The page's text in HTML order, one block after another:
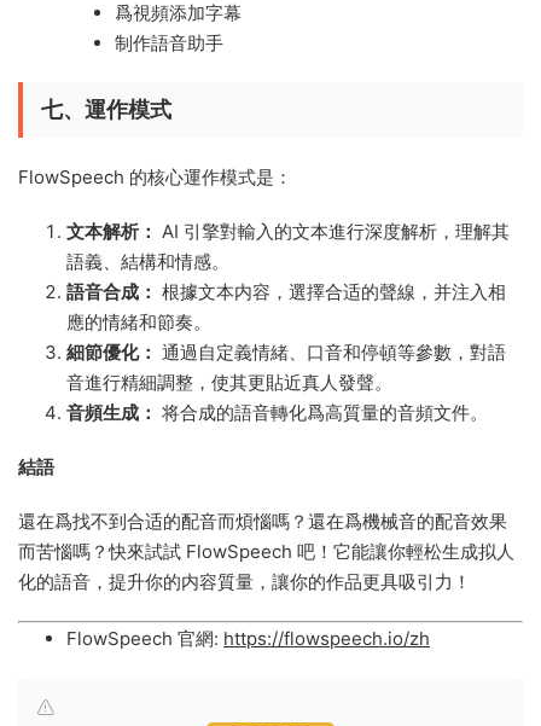
爲視頻添加字幕
制作語音助手
七、運作模式
FlowSpeech 的核心運作模式是：
文本解析： AI 引擎對輸入的文本進行深度解析，理解其
語義、結構和情感。
語音合成： 根據文本内容，選擇合适的聲線，并注入相
應的情緒和節奏。
細節優化： 通過自定義情緒、口音和停頓等參數，對語
音進行精細調整，使其更貼近真人發聲。
音頻生成： 将合成的語音轉化爲高質量的音頻文件。
結語
還在爲找不到合适的配音而煩惱嗎？還在爲機械音的配音效果
而苦惱嗎？快來試試 FlowSpeech 吧！它能讓你輕松生成拟人
化的語音，提升你的内容質量，讓你的作品更具吸引力！
FlowSpeech 官網: https://flowspeech.io/zh